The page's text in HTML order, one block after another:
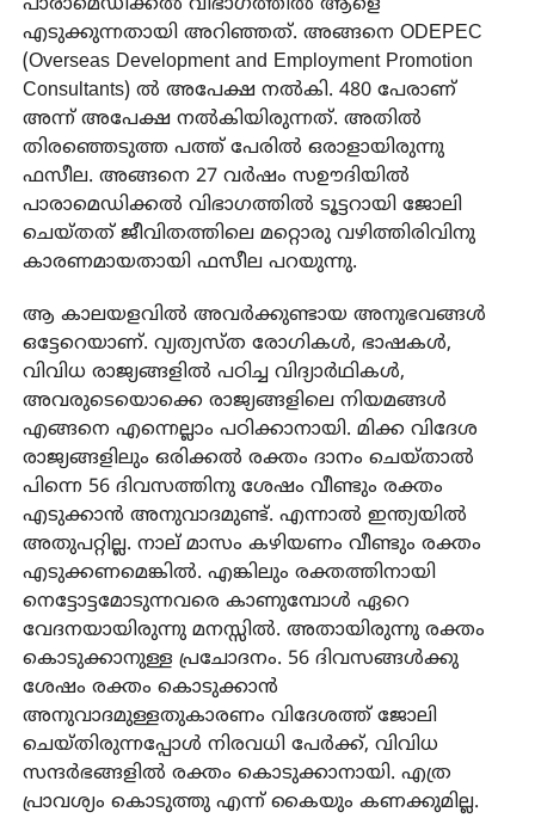
എടുക്കുന്നതായി അറിഞ്ഞത്. അങ്ങനെ ODEPEC
(Overseas Development and Employment Promotion
Consultants) ൽ അപേക്ഷ നൽകി. 480 പേരാണ്
അന്ന് അപേക്ഷ നൽകിയിരുന്നത്. അതിൽ
തിരഞ്ഞെടുത്ത പത്ത് പേരിൽ ഒരാളായിരുന്നു
ഫസീല. അങ്ങനെ 27 വർഷം സഊദിയിൽ
പാരാമെഡിക്കൽ വിഭാഗത്തിൽ ടൂട്ടറായി ജോലി
ചെയ്തത് ജീവിതത്തിലെ മറ്റൊരു വഴിത്തിരിവിനു
കാരണമായതായി ഫസീല പറയുന്നു.
ആ കാലയളവിൽ അവർക്കുണ്ടായ അനുഭവങ്ങൾ
ഒട്ടേറെയാണ്. വ്യത്യസ്ത രോഗികൾ, ഭാഷകൾ,
വിവിധ രാജ്യങ്ങളിൽ പഠിച്ച വിദ്യാർഥികൾ,
അവരുടെയൊക്കെ രാജ്യങ്ങളിലെ നിയമങ്ങൾ
എങ്ങനെ എന്നെല്ലാം പഠിക്കാനായി. മിക്ക വിദേശ
രാജ്യങ്ങളിലും ഒരിക്കൽ രക്തം ദാനം ചെയ്താൽ
പിന്നെ 56 ദിവസത്തിനു ശേഷം വീണ്ടും രക്തം
എടുക്കാൻ അനുവാദമുണ്ട്. എന്നാൽ ഇന്ത്യയിൽ
അതുപറ്റില്ല. നാല് മാസം കഴിയണം വീണ്ടും രക്തം
എടുക്കണമെങ്കിൽ. എങ്കിലും രക്തത്തിനായി
നെട്ടോട്ടമോടുന്നവരെ കാണുമ്പോൾ ഏറെ
വേദനയായിരുന്നു മനസ്സിൽ. അതായിരുന്നു രക്തം
കൊടുക്കാനുള്ള പ്രചോദനം. 56 ദിവസങ്ങൾക്കു
ശേഷം രക്തം കൊടുക്കാൻ
അനുവാദമുള്ളതുകാരണം വിദേശത്ത് ജോലി
ചെയ്തിരുന്നപ്പോൾ നിരവധി പേർക്ക്, വിവിധ
സന്ദർഭങ്ങളിൽ രക്തം കൊടുക്കാനായി. എത്ര
പ്രാവശ്യം കൊടുത്തു എന്ന് കൈയും കണക്കുമില്ല.